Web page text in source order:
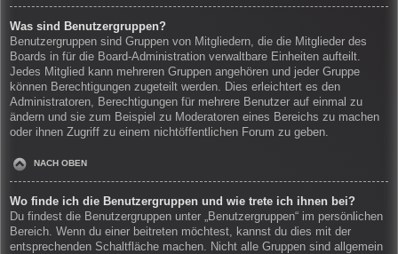
Was sind Benutzergruppen?
Benutzergruppen sind Gruppen von Mitgliedern, die die Mitglieder des
Boards in für die Board-Administration verwaltbare Einheiten aufteilt.
Jedes Mitglied kann mehreren Gruppen angehören und jeder Gruppe
können Berechtigungen zugeteilt werden. Dies erleichtert es den
Administratoren, Berechtigungen für mehrere Benutzer auf einmal zu
ändern und sie zum Beispiel zu Moderatoren eines Bereichs zu machen
oder ihnen Zugriff zu einem nichtöffentlichen Forum zu geben.
NACH OBEN
Wo finde ich die Benutzergruppen und wie trete ich ihnen bei?
Du findest die Benutzergruppen unter „Benutzergruppen“ im persönlichen
Bereich. Wenn du einer beitreten möchtest, kannst du dies mit der
entsprechenden Schaltfläche machen. Nicht alle Gruppen sind allgemein